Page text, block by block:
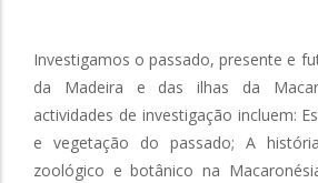
Investigamos o passado, presente e
da Madeira e das ilhas da
actividades de investigação incluem:
e vegetação do passado; A
zoológico e botânico na